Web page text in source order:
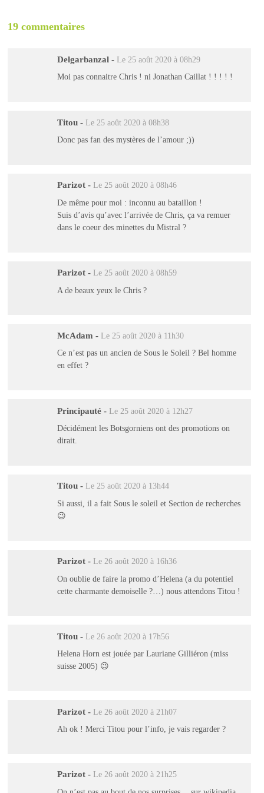
19 commentaires
Delgarbanzal - Le 25 août 2020 à 08h29
Moi pas connaitre Chris ! ni Jonathan Caillat ! ! ! ! !
Titou - Le 25 août 2020 à 08h38
Donc pas fan des mystères de l’amour ;))
Parizot - Le 25 août 2020 à 08h46
De même pour moi : inconnu au bataillon !
Suis d’avis qu’avec l’arrivée de Chris, ça va remuer
dans le coeur des minettes du Mistral ?
Parizot - Le 25 août 2020 à 08h59
A de beaux yeux le Chris ?
McAdam - Le 25 août 2020 à 11h30
Ce n’est pas un ancien de Sous le Soleil ? Bel homme
en effet ?
Principauté - Le 25 août 2020 à 12h27
Décidément les Botsgorniens ont des promotions on
dirait.
Titou - Le 25 août 2020 à 13h44
Si aussi, il a fait Sous le soleil et Section de recherches
😉
Parizot - Le 26 août 2020 à 16h36
On oublie de faire la promo d’Helena (a du potentiel
cette charmante demoiselle ?…) nous attendons Titou !
Titou - Le 26 août 2020 à 17h56
Helena Horn est jouée par Lauriane Gilliéron (miss
suisse 2005) 😉
Parizot - Le 26 août 2020 à 21h07
Ah ok ! Merci Titou pour l’info, je vais regarder ?
Parizot - Le 26 août 2020 à 21h25